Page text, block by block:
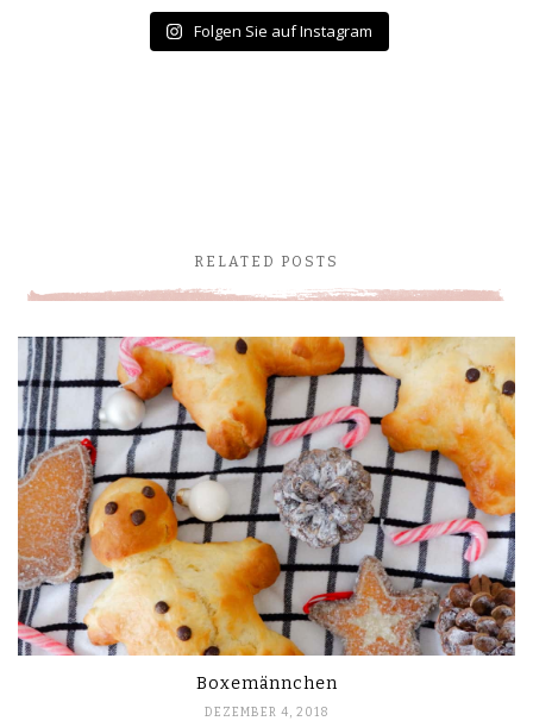
Folgen Sie auf Instagram
RELATED POSTS
Boxemännchen
DEZEMBER 4, 2018